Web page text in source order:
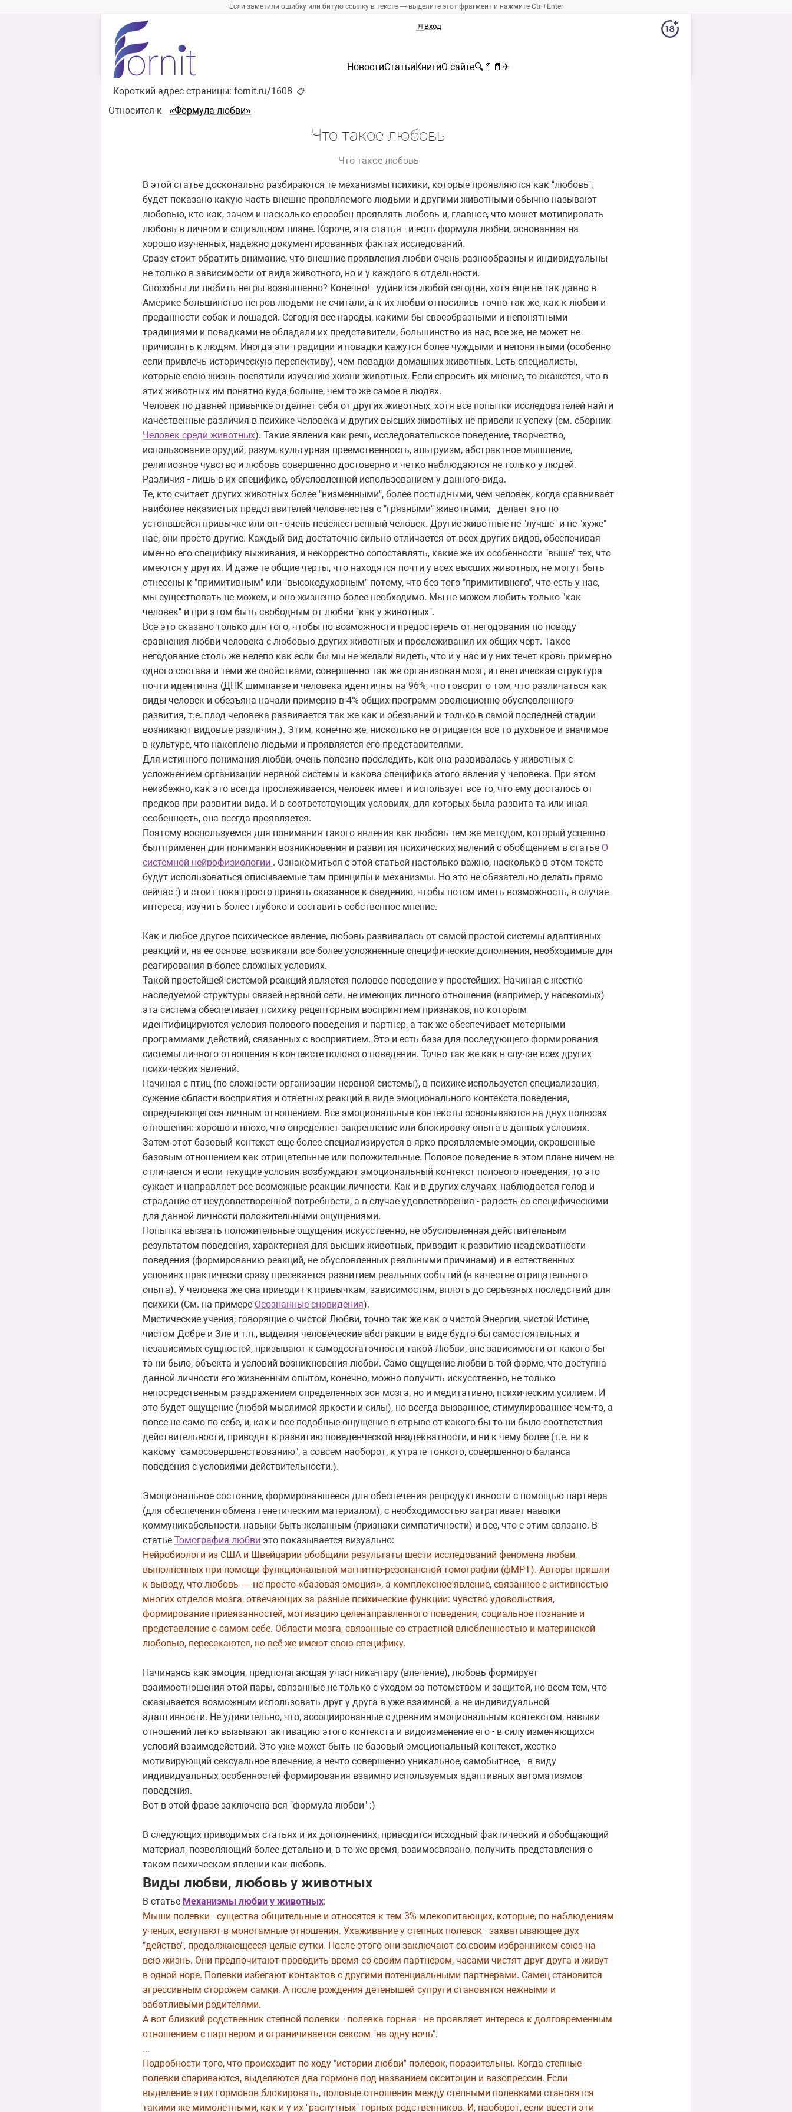
Если заметили ошибку или битую ссылку в тексте — выделите этот фрагмент и нажмите Ctrl+Enter
🚪 Вход
НовостиСтатьиКнигиО сайте🔍 📄 📄 ✈
Короткий адрес страницы: fornit.ru/1608 📋
Относится к «Формула любви»
Что такое любовь
Что такое любовь
В этой статье досконально разбираются те механизмы психики, которые проявляются как "любовь",
будет показано какую часть внешне проявляемого людьми и другими животными обычно называют
любовью, кто как, зачем и насколько способен проявлять любовь и, главное, что может мотивировать
любовь в личном и социальном плане. Короче, эта статья - и есть формула любви, основанная на
хорошо изученных, надежно документированных фактах исследований.
Сразу стоит обратить внимание, что внешние проявления любви очень разнообразны и индивидуальны
не только в зависимости от вида животного, но и у каждого в отдельности.
Способны ли любить негры возвышенно? Конечно! - удивится любой сегодня, хотя еще не так давно в
Америке большинство негров людьми не считали, а к их любви относились точно так же, как к любви и
преданности собак и лошадей. Сегодня все народы, какими бы своеобразными и непонятными
традициями и повадками не обладали их представители, большинство из нас, все же, не может не
причислять к людям. Иногда эти традиции и повадки кажутся более чуждыми и непонятными (особенно
если привлечь историческую перспективу), чем повадки домашних животных. Есть специалисты,
которые свою жизнь посвятили изучению жизни животных. Если спросить их мнение, то окажется, что в
этих животных им понятно куда больше, чем то же самое в людях.
Человек по давней привычке отделяет себя от других животных, хотя все попытки исследователей найти
качественные различия в психике человека и других высших животных не привели к успеху (см. сборник
Человек среди животных). Такие явления как речь, исследовательское поведение, творчество,
использование орудий, разум, культурная преемственность, альтруизм, абстрактное мышление,
религиозное чувство и любовь совершенно достоверно и четко наблюдаются не только у людей.
Различия - лишь в их специфике, обусловленной использованием у данного вида.
Те, кто считает других животных более "низменными", более постыдными, чем человек, когда сравнивает
наиболее неказистых представителей человечества с "грязными" животными, - делает это по
устоявшейся привычке или он - очень невежественный человек. Другие животные не "лучше" и не "хуже"
нас, они просто другие. Каждый вид достаточно сильно отличается от всех других видов, обеспечивая
именно его специфику выживания, и некорректно сопоставлять, какие же их особенности "выше" тех, что
имеются у других. И даже те общие черты, что находятся почти у всех высших животных, не могут быть
отнесены к "примитивным" или "высокодуховным" потому, что без того "примитивного", что есть у нас,
мы существовать не можем, и оно жизненно более необходимо. Мы не можем любить только "как
человек" и при этом быть свободным от любви "как у животных".
Все это сказано только для того, чтобы по возможности предостеречь от негодования по поводу
сравнения любви человека с любовью других животных и прослеживания их общих черт. Такое
негодование столь же нелепо как если бы мы не желали видеть, что и у нас и у них течет кровь примерно
одного состава и теми же свойствами, совершенно так же организован мозг, и генетическая структура
почти идентична (ДНК шимпанзе и человека идентичны на 96%, что говорит о том, что различаться как
виды человек и обезъяна начали примерно в 4% общих программ эволюционно обусловленного
развития, т.е. плод человека развивается так же как и обезъяний и только в самой последней стадии
возникают видовые различия.). Этим, конечно же, нисколько не отрицается все то духовное и значимое
в культуре, что накоплено людьми и проявляется его представителями.
Для истинного понимания любви, очень полезно проследить, как она развивалась у животных с
усложнением организации нервной системы и какова специфика этого явления у человека. При этом
неизбежно, как это всегда прослеживается, человек имеет и использует все то, что ему досталось от
предков при развитии вида. И в соответствующих условиях, для которых была развита та или иная
особенность, она всегда проявляется.
Поэтому воспользуемся для понимания такого явления как любовь тем же методом, который успешно
был применен для понимания возникновения и развития психических явлений с обобщением в статье О
системной нейрофизиологии . Ознакомиться с этой статьей настолько важно, насколько в этом тексте
будут использоваться описываемые там принципы и механизмы. Но это не обязательно делать прямо
сейчас :) и стоит пока просто принять сказанное к сведению, чтобы потом иметь возможность, в случае
интереса, изучить более глубоко и составить собственное мнение.
Как и любое другое психическое явление, любовь развивалась от самой простой системы адаптивных
реакций и, на ее основе, возникали все более усложненные специфические дополнения, необходимые для
реагирования в более сложных условиях.
Такой простейшей системой реакций является половое поведение у простейших. Начиная с жестко
наследуемой структуры связей нервной сети, не имеющих личного отношения (например, у насекомых)
эта система обеспечивает психику рецепторным восприятием признаков, по которым
идентифицируются условия полового поведения и партнер, а так же обеспечивает моторными
программами действий, связанных с восприятием. Это и есть база для последующего формирования
системы личного отношения в контексте полового поведения. Точно так же как в случае всех других
психических явлений.
Начиная с птиц (по сложности организации нервной системы), в психике используется специализация,
сужение области восприятия и ответных реакций в виде эмоционального контекста поведения,
определяющегося личным отношением. Все эмоциональные контексты основываются на двух полюсах
отношения: хорошо и плохо, что определяет закрепление или блокировку опыта в данных условиях.
Затем этот базовый контекст еще более специализируется в ярко проявляемые эмоции, окрашенные
базовым отношением как отрицательные или положительные. Половое поведение в этом плане ничем не
отличается и если текущие условия возбуждают эмоциональный контекст полового поведения, то это
сужает и направляет все возможные реакции личности. Как и в других случаях, наблюдается голод и
страдание от неудовлетворенной потребности, а в случае удовлетворения - радость со специфическими
для данной личности положительными ощущениями.
Попытка вызвать положительные ощущения искусственно, не обусловленная действительным
результатом поведения, характерная для высших животных, приводит к развитию неадекватности
поведения (формированию реакций, не обусловленных реальными причинами) и в естественных
условиях практически сразу пресекается развитием реальных событий (в качестве отрицательного
опыта). У человека же она приводит к привычкам, зависимостям, вплоть до серьезных последствий для
психики (См. на примере Осознанные сновидения).
Мистические учения, говорящие о чистой Любви, точно так же как о чистой Энергии, чистой Истине,
чистом Добре и Зле и т.п., выделяя человеческие абстракции в виде будто бы самостоятельных и
независимых сущностей, призывают к самодостаточности такой Любви, вне зависимости от какого бы
то ни было, объекта и условий возникновения любви. Само ощущение любви в той форме, что доступна
данной личности его жизненным опытом, конечно, можно получить искусственно, не только
непосредственным раздражением определенных зон мозга, но и медитативно, психическим усилием. И
это будет ощущение (любой мыслимой яркости и силы), но всегда вызванное, стимулированное чем-то, а
вовсе не само по себе, и, как и все подобные ощущение в отрыве от какого бы то ни было соответствия
действительности, приводят к развитию поведенческой неадекватности, и ни к чему более (т.е. ни к
какому "самосовершенствованию", а совсем наоборот, к утрате тонкого, совершенного баланса
поведения с условиями действительности.).
Эмоциональное состояние, формировавшееся для обеспечения репродуктивности с помощью партнера
(для обеспечения обмена генетическим материалом), с необходимостью затрагивает навыки
коммуникабельности, навыки быть желанным (признаки симпатичности) и все, что с этим связано. В
статье Томография любви это показывается визуально:
Нейробиологи из США и Швейцарии обобщили результаты шести исследований феномена любви,
выполненных при помощи функциональной магнитно-резонансной томографии (фМРТ). Авторы пришли
к выводу, что любовь — не просто «базовая эмоция», а комплексное явление, связанное с активностью
многих отделов мозга, отвечающих за разные психические функции: чувство удовольствия,
формирование привязанностей, мотивацию целенаправленного поведения, социальное познание и
представление о самом себе. Области мозга, связанные со страстной влюбленностью и материнской
любовью, пересекаются, но всё же имеют свою специфику.
Начинаясь как эмоция, предполагающая участника-пару (влечение), любовь формирует
взаимоотношения этой пары, связанные не только с уходом за потомством и защитой, но всем тем, что
оказывается возможным использовать друг у друга в уже взаимной, а не индивидуальной
адаптивности. Не удивительно, что, ассоциированные с древним эмоциональным контекстом, навыки
отношений легко вызывают активацию этого контекста и видоизменение его - в силу изменяющихся
условий взаимодействий. Это уже может быть не базовый эмоциональный контекст, жестко
мотивирующий сексуальное влечение, а нечто совершенно уникальное, самобытное, - в виду
индивидуальных особенностей формирования взаимно используемых адаптивных автоматизмов
поведения.
Вот в этой фразе заключена вся "формула любви" :)
В следующих приводимых статьях и их дополнениях, приводится исходный фактический и обобщающий
материал, позволяющий более детально и, в то же время, взаимосвязано, получить представления о
таком психическом явлении как любовь.
Виды любви, любовь у животных
В статье Механизмы любви у животных:
Мыши-полевки - существа общительные и относятся к тем 3% млекопитающих, которые, по наблюдениям
ученых, вступают в моногамные отношения. Ухаживание у степных полевок - захватывающее дух
"действо", продолжающееся целые сутки. После этого они заключают со своим избранником союз на
всю жизнь. Они предпочитают проводить время со своим партнером, часами чистят друг друга и живут
в одной норе. Полевки избегают контактов с другими потенциальными партнерами. Самец становится
агрессивным сторожем самки. А после рождения детенышей супруги становятся нежными и
заботливыми родителями.
А вот близкий родственник степной полевки - полевка горная - не проявляет интереса к долговременным
отношением с партнером и ограничивается сексом "на одну ночь".
...
Подробности того, что происходит по ходу "истории любви" полевок, поразительны. Когда степные
полевки спариваются, выделяются два гормона под названием окситоцин и вазопрессин. Если
выделение этих гормонов блокировать, половые отношения между степными полевками становятся
такими же мимолетными, как и у их "распутных" горных родственников. И, наоборот, если ввести эти